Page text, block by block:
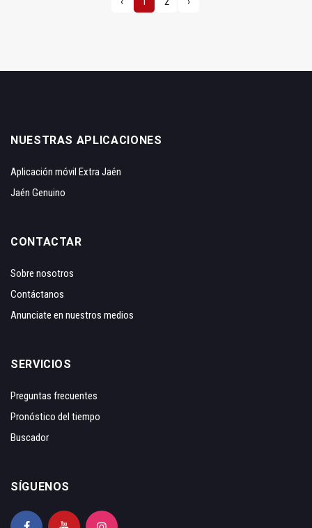
NUESTRAS APLICACIONES
Aplicación móvil Extra Jaén
Jaén Genuino
CONTACTAR
Sobre nosotros
Contáctanos
Anunciate en nuestros medios
SERVICIOS
Preguntas frecuentes
Pronóstico del tiempo
Buscador
SÍGUENOS